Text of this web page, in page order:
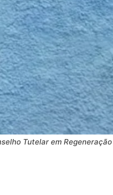
Tutelar em Regeneração